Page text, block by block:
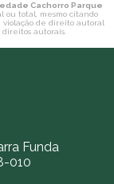
Cachorro Parque
ou total, mesmo citando
violação de direito autoral
direitos autorais.
Funda
010